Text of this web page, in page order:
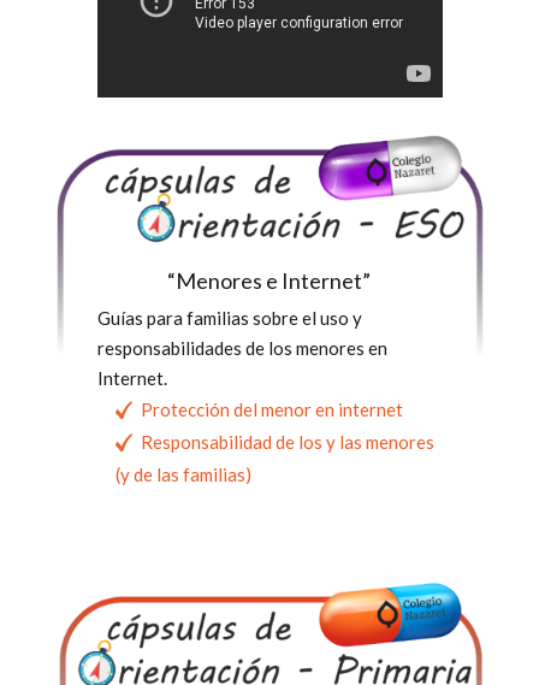
“Menores e Internet”
Guías para familias sobre el uso y
responsabilidades de los menores en
Internet.
Protección del menor en internet
Responsabilidad de los y las menores
(y de las familias)